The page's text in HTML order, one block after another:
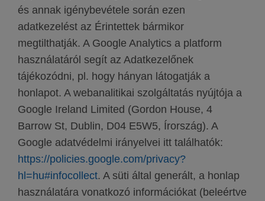
és annak igénybevétele során ezen
adatkezelést az Érintettek bármikor
megtilthatják. A Google Analytics a platform
használatáról segít az Adatkezelőnek
tájékozódni, pl. hogy hányan látogatják a
honlapot. A webanalitikai szolgáltatás nyújtója a
Google Ireland Limited (Gordon House, 4
Barrow St, Dublin, D04 E5W5, Írország). A
Google adatvédelmi irányelvei itt találhatók:
https://policies.google.com/privacy?
hl=hu#infocollect. A süti által generált, a honlap
használatára vonatkozó információkat (beleértve